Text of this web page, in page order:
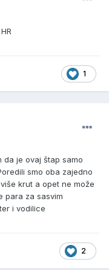
1
da je ovaj štap samo
smo oba zajedno
krut a opet ne može
para za sasvim
i vodilice
2